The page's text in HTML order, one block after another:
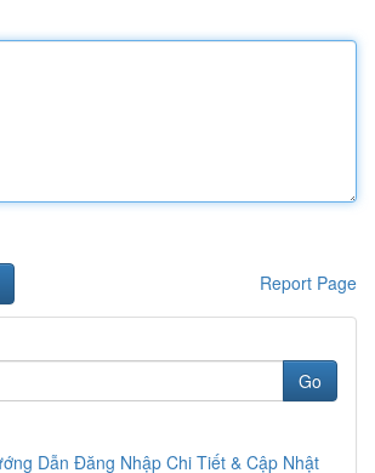
Report Page
Go
Dẫn Đăng Nhập Chi Tiết & Cập Nhật